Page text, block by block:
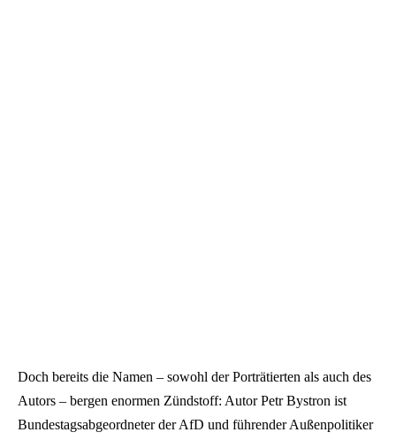
Doch bereits die Namen – sowohl der Porträtierten als auch des
Autors – bergen enormen Zündstoff: Autor Petr Bystron ist
Bundestagsabgeordneter der AfD und führender Außenpolitiker